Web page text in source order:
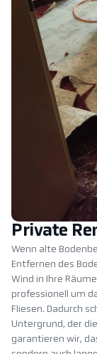
Private
Wenn alte
Entfernen des
Wind in Ihre
professionell um
Fliesen. Dadurch
Untergrund, der
garantieren wir,